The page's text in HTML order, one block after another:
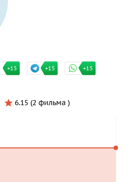
+15 +15 +15
6.15 (2 фильма )